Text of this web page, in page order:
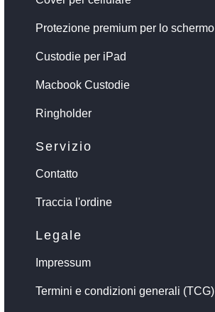
Protezione premium per lo schermo
Custodie per iPad
Macbook Custodie
Ringholder
Servizio
Contatto
Traccia l'ordine
Legale
Impressum
Termini e condizioni generali (TCG)